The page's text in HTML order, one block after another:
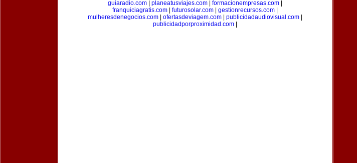
guiaradio.com
planeatusviajes.com formacionempresas.com
franquiciagratis.com
futurosolar.com gestionrecursos.com
mulheresdenegocios.com
ofertasdeviagem.com publicidadaudiovisual.com
publicidadporproximidad.com